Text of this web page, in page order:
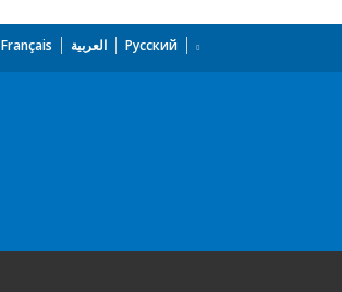
Français العربية Русский